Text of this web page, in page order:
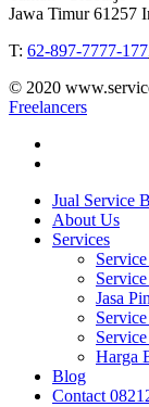
Jawa Timur 61257
T: 62-897-7777-177
© 2020
Freelancers
Close
Menu
Jual Service
About Us
Services
Jasa
Harga
Blog
Contact